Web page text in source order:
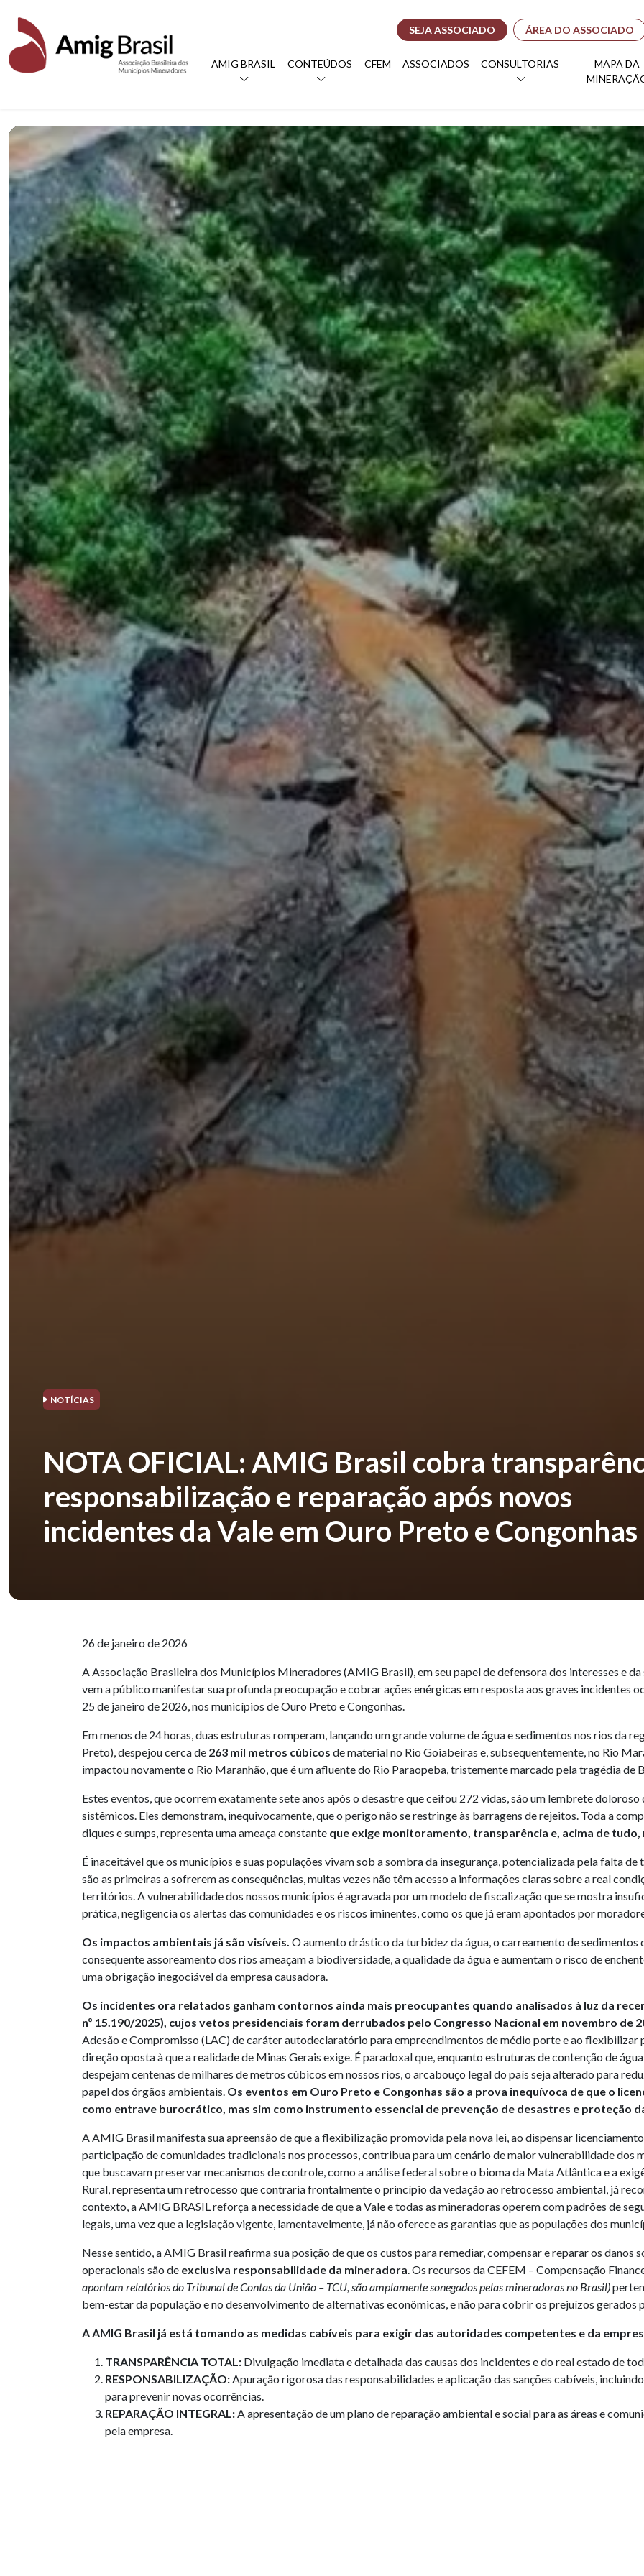
SEJA ASSOCIADO ÁREA DO ASSOCIADO
AMIG BRASIL CONTEÚDOS CFEM ASSOCIADOS CONSULTORIAS
MAPA DA
NOTÍCIAS
NOTA OFICIAL: AMIG Brasil cobra
responsabilização e reparação após novos
incidentes da Vale em Ouro Preto e Congonhas
26 de janeiro de 2026
A Associação Brasileira dos Municípios Mineradores (AMIG Brasil), em seu papel de defensora dos interesses e
vem a público manifestar sua profunda preocupação e cobrar ações enérgicas em resposta aos graves incidentes
25 de janeiro de 2026, nos municípios de Ouro Preto e Congonhas.
Em menos de 24 horas, duas estruturas romperam, lançando um grande volume de água e sedimentos nos rios da
Preto), despejou cerca de 263 mil metros cúbicos de material no Rio Goiabeiras e, subsequentemente, no Rio
impactou novamente o Rio Maranhão, que é um afluente do Rio Paraopeba, tristemente marcado pela tragédia de
Estes eventos, que ocorrem exatamente sete anos após o desastre que ceifou 272 vidas, são um lembrete
sistêmicos. Eles demonstram, inequivocamente, que o perigo não se restringe às barragens de rejeitos. Toda a
diques e sumps, representa uma ameaça constante que exige monitoramento, transparência e, acima de
É inaceitável que os municípios e suas populações vivam sob a sombra da insegurança, potencializada pela falta
são as primeiras a sofrerem as consequências, muitas vezes não têm acesso a informações claras sobre a real
territórios. A vulnerabilidade dos nossos municípios é agravada por um modelo de fiscalização que se mostra
prática, negligencia os alertas das comunidades e os riscos iminentes, como os que já eram apontados por
Os impactos ambientais já são visíveis. O aumento drástico da turbidez da água, o carreamento de
consequente assoreamento dos rios ameaçam a biodiversidade, a qualidade da água e aumentam o risco de
uma obrigação inegociável da empresa causadora.
Os incidentes ora relatados ganham contornos ainda mais preocupantes quando analisados à luz da
nº 15.190/2025), cujos vetos presidenciais foram derrubados pelo Congresso Nacional em novembro de
Adesão e Compromisso (LAC) de caráter autodeclaratório para empreendimentos de médio porte e ao flexibilizar
direção oposta à que a realidade de Minas Gerais exige. É paradoxal que, enquanto estruturas de contenção de
despejam centenas de milhares de metros cúbicos em nossos rios, o arcabouço legal do país seja alterado para
papel dos órgãos ambientais. Os eventos em Ouro Preto e Congonhas são a prova inequívoca de que o
como entrave burocrático, mas sim como instrumento essencial de prevenção de desastres e proteção
A AMIG Brasil manifesta sua apreensão de que a flexibilização promovida pela nova lei, ao dispensar
participação de comunidades tradicionais nos processos, contribua para um cenário de maior vulnerabilidade dos
que buscavam preservar mecanismos de controle, como a análise federal sobre o bioma da Mata Atlântica e a
Rural, representa um retrocesso que contraria frontalmente o princípio da vedação ao retrocesso ambiental, já
contexto, a AMIG BRASIL reforça a necessidade de que a Vale e todas as mineradoras operem com padrões de
legais, uma vez que a legislação vigente, lamentavelmente, já não oferece as garantias que as populações dos
Nesse sentido, a AMIG Brasil reafirma sua posição de que os custos para remediar, compensar e reparar os
operacionais são de exclusiva responsabilidade da mineradora . Os recursos da CEFEM – Compensação
apontam relatórios do Tribunal de Contas da União – TCU, são amplamente sonegados pelas mineradoras no Brasil)
bem-estar da população e no desenvolvimento de alternativas econômicas, e não para cobrir os prejuízos gerados
A AMIG Brasil já está tomando as medidas cabíveis para exigir das autoridades competentes e da
TRANSPARÊNCIA TOTAL: Divulgação imediata e detalhada das causas dos incidentes e do real estado de
RESPONSABILIZAÇÃO: Apuração rigorosa das responsabilidades e aplicação das sanções cabíveis,
para prevenir novas ocorrências.
REPARAÇÃO INTEGRAL: A apresentação de um plano de reparação ambiental e social para as áreas e
pela empresa.